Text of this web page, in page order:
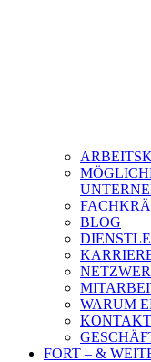
BLOG
WARUM
KONTAKT
FORT – &